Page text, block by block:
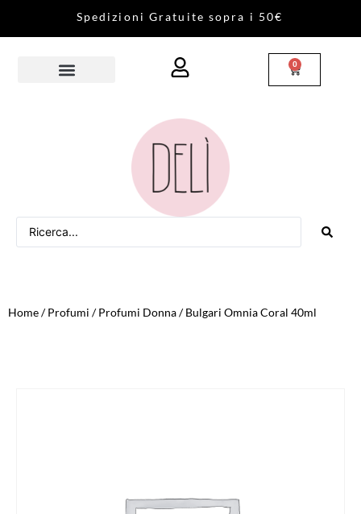
Sped izi on i Gratu ite sopra i 50€
0
Home/Profumi /Profumi Donna/ Bulgari Omnia Coral 40ml